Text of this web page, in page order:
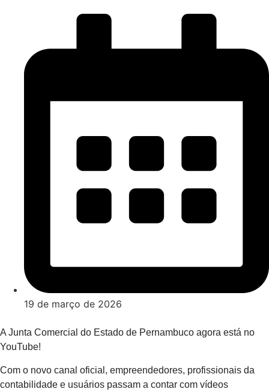
19 de março de 2026
A Junta Comercial do Estado de Pernambuco agora está no
YouTube!
Com o novo canal oficial, empreendedores, profissionais da
contabilidade e usuários passam a contar com vídeos